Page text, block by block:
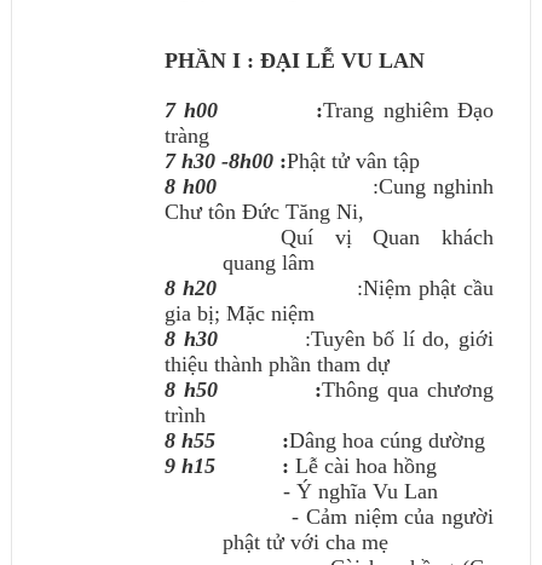
PHẦN I : ĐẠI LỄ VU LAN
7 h00 :Trang nghiêm Đạo
tràng
7 h30 -8h00 :Phật tử vân tập
8 h00
:Cung nghinh
Chư tôn Đức Tăng Ni,
Quí vị Quan khách
quang lâm
8 h20
:Niệm phật cầu
gia bị; Mặc niệm
8 h30
:Tuyên bố lí do, giới
thiệu thành phần tham dự
8 h50
:Thông qua chương
trình
8 h55
:Dâng hoa cúng dường
9 h15
: Lễ cài hoa hồng
- Ý nghĩa Vu Lan
- Cảm niệm của người
phật tử với cha mẹ